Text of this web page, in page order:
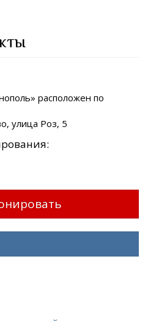
расположен по
улица Роз, 5